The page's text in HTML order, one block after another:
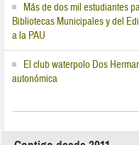
Más de dos mil estudiantes
Bibliotecas Municipales y del
a la PAU
El club waterpolo Dos
autonómica